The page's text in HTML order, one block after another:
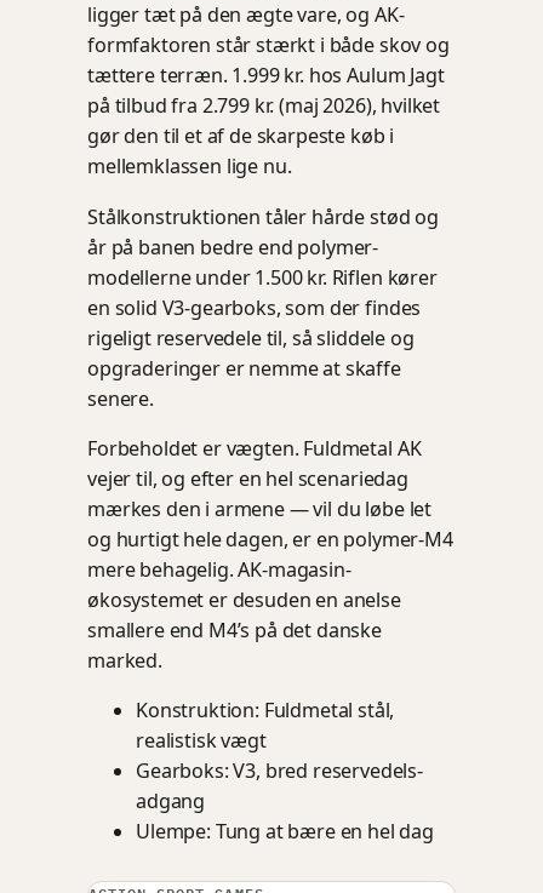
ligger tæt på den ægte vare, og AK-
formfaktoren står stærkt i både skov og
tættere terræn. 1.999 kr. hos Aulum Jagt
på tilbud fra 2.799 kr. (maj 2026), hvilket
gør den til et af de skarpeste køb i
mellemklassen lige nu.
Stålkonstruktionen tåler hårde stød og
år på banen bedre end polymer-
modellerne under 1.500 kr. Riflen kører
en solid V3-gearboks, som der findes
rigeligt reservedele til, så sliddele og
opgraderinger er nemme at skaffe
senere.
Forbeholdet er vægten. Fuldmetal AK
vejer til, og efter en hel scenariedag
mærkes den i armene — vil du løbe let
og hurtigt hele dagen, er en polymer-M4
mere behagelig. AK-magasin-
økosystemet er desuden en anelse
smallere end M4’s på det danske
marked.
Konstruktion: Fuldmetal stål,
realistisk vægt
Gearboks: V3, bred reservedels-
adgang
Ulempe: Tung at bære en hel dag